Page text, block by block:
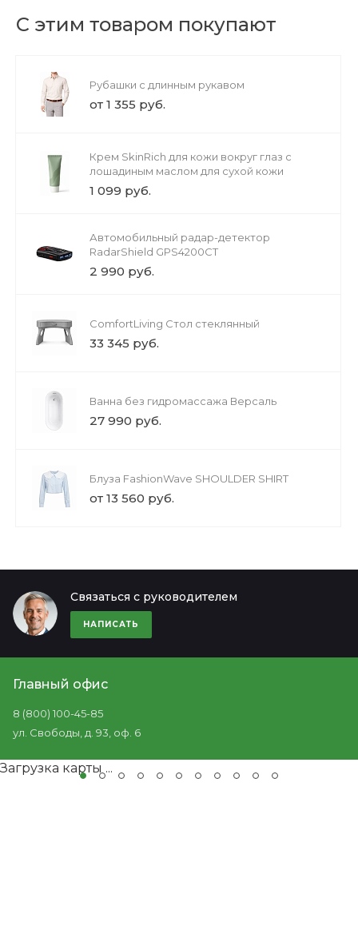
С этим товаром покупают
Рубашки с длинным рукавом
от 1 355 руб.
Крем SkinRich для кожи вокруг глаз с
лошадиным маслом для сухой кожи
1 099 руб.
Автомобильный радар-детектор
RadarShield GPS4200CT
2 990 руб.
ComfortLiving Стол стеклянный
33 345 руб.
Ванна без гидромассажа Версаль
27 990 руб.
Блуза FashionWave SHOULDER SHIRT
от 13 560 руб.
Связаться с руководителем
НАПИСАТЬ
Главный офис
8 (800) 100-45-85
ул. Свободы, д. 93, оф. 6
Загрузка карты ...